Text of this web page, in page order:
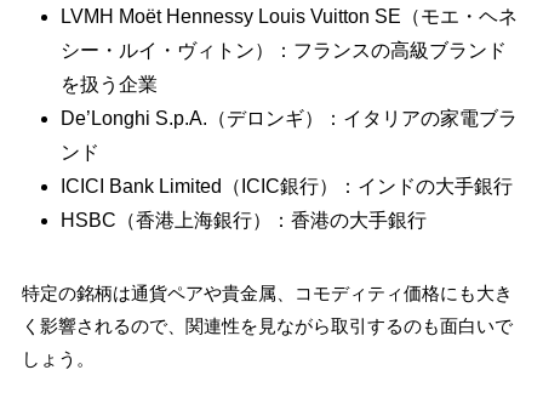
LVMH Moët Hennessy Louis Vuitton SE（モエ・ヘネ
シー・ルイ・ヴィトン）：フランスの高級ブランド
を扱う企業
De’Longhi S.p.A.（デロンギ）：イタリアの家電ブラ
ンド
ICICI Bank Limited（ICIC銀行）：インドの大手銀行
HSBC（香港上海銀行）：香港の大手銀行
特定の銘柄は通貨ペアや貴金属、コモディティ価格にも大き
く影響されるので、関連性を見ながら取引するのも面白いで
しょう。